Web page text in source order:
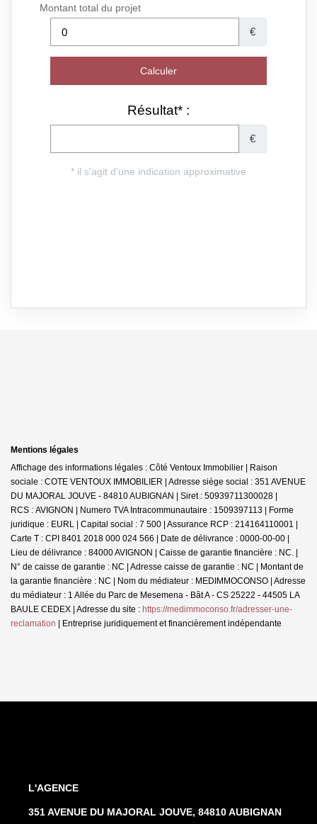
Mentions légales
Affichage des informations légales : Côté Ventoux Immobilier | Raison
sociale : COTE VENTOUX IMMOBILIER | Adresse siège social : 351 AVENUE
DU MAJORAL JOUVE - 84810 AUBIGNAN | Siret : 50939711300028 |
RCS : AVIGNON | Numero TVA Intracommunautaire : 1509397113 | Forme
juridique : EURL | Capital social : 7 500 | Assurance RCP : 214164110001 |
Carte T : CPI 8401 2018 000 024 566 | Date de délivrance : 0000-00-00 |
Lieu de délivrance : 84000 AVIGNON | Caisse de garantie financière : NC. |
N° de caisse de garantie : NC | Adresse caisse de garantie : NC | Montant de
la garantie financière : NC | Nom du médiateur : MEDIMMOCONSO | Adresse
du médiateur : 1 Allée du Parc de Mesemena - Bât A - CS 25222 - 44505 LA
BAULE CEDEX | Adresse du site : https://medimmoconso.fr/adresser-une-
reclamation | Entreprise juridiquement et financièrement indépendante
L'AGENCE
351 AVENUE DU MAJORAL JOUVE, 84810 AUBIGNAN